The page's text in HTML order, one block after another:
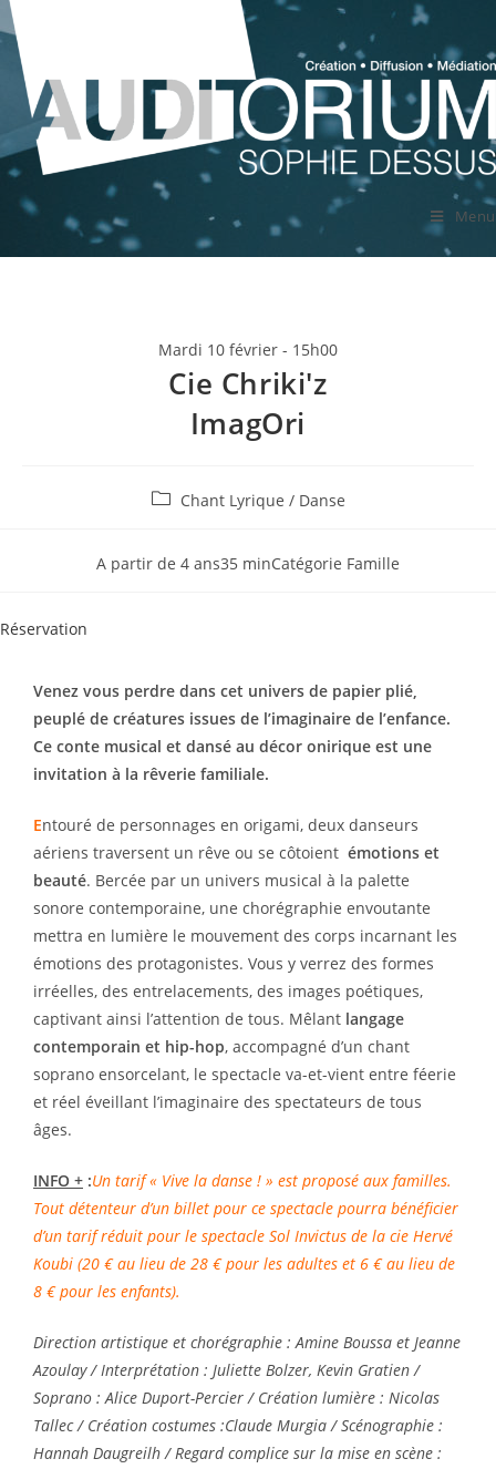
Menu
Mardi 10 février - 15h00
Cie Chriki'z
ImagOri
Chant Lyrique / Danse
A partir de 4 ans35 minCatégorie Famille
Réservation
Venez vous perdre dans cet univers de papier plié,
peuplé de créatures issues de l’imaginaire de l’enfance.
Ce conte musical et dansé au décor onirique est une
invitation à la rêverie familiale.
Entouré de personnages en origami, deux danseurs
aériens traversent un rêve ou se côtoient émotions et
beauté. Bercée par un univers musical à la palette
sonore contemporaine, une chorégraphie envoutante
mettra en lumière le mouvement des corps incarnant les
émotions des protagonistes. Vous y verrez des formes
irréelles, des entrelacements, des images poétiques,
captivant ainsi l’attention de tous. Mêlant langage
contemporain et hip-hop, accompagné d’un chant
soprano ensorcelant, le spectacle va-et-vient entre féerie
et réel éveillant l’imaginaire des spectateurs de tous
âges.
INFO + :Un tarif « Vive la danse ! » est proposé aux familles.
Tout détenteur d’un billet pour ce spectacle pourra bénéficier
d’un tarif réduit pour le spectacle Sol Invictus de la cie Hervé
Koubi (20 € au lieu de 28 € pour les adultes et 6 € au lieu de
8 € pour les enfants).
Direction artistique et chorégraphie : Amine Boussa et Jeanne
Azoulay / Interprétation : Juliette Bolzer, Kevin Gratien /
Soprano : Alice Duport-Percier / Création lumière : Nicolas
Tallec / Création costumes :Claude Murgia / Scénographie :
Hannah Daugreilh / Regard complice sur la mise en scène :